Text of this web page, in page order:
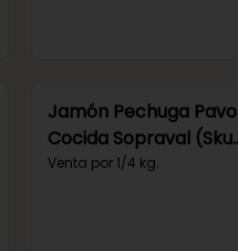
Jamón Pechuga Pavo
Cocida Sopraval (Sku
115)
Venta por 1/4 kg.